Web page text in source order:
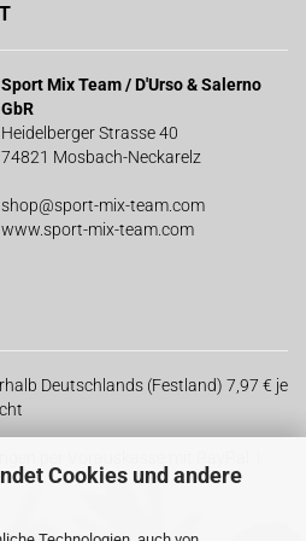
Cookies und andere
Sport Mix Team / D'Urso & Salerno
GbR
Heidelberger Strasse 40
74821 Mosbach-Neckarelz
shop@sport-mix-team.com
www.sport-mix-team.com
Deutschlands (Festland) 7,97 € je